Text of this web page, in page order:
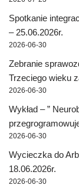
Spotkanie
– 25.06.2026r.
2026-06-30
Zebranie
Trzeciego wieku
2026-06-30
Wykład – ”
2026-06-30
Wycieczka do
18.06.2026r.
2026-06-30